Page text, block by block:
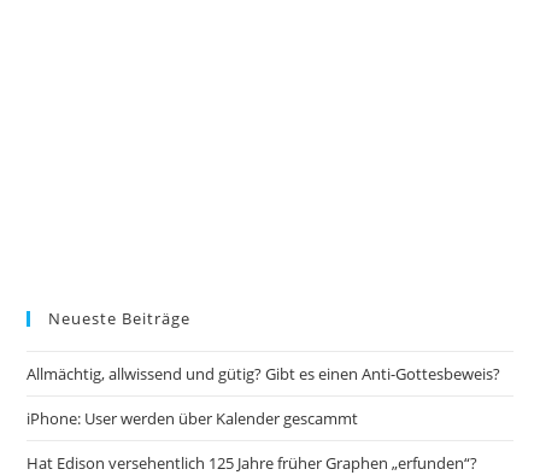
Neueste Beiträge
Allmächtig, allwissend und gütig? Gibt es einen Anti-Gottesbeweis?
iPhone: User werden über Kalender gescammt
Hat Edison versehentlich 125 Jahre früher Graphen „erfunden“?